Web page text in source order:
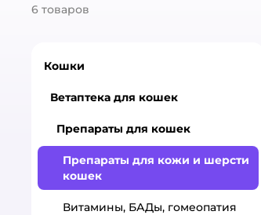
6 товаров
Кошки
Ветаптека для кошек
Препараты для кошек
Препараты для кожи и шерсти
кошек
Витамины, БАДы, гомеопатия